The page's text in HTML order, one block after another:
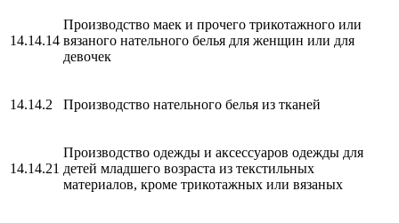
14.14.14
Производство маек и прочего трикотажного или
вязаного нательного белья для женщин или для
девочек
14.14.2 Производство нательного белья из тканей
14.14.21
Производство одежды и аксессуаров одежды для
детей младшего возраста из текстильных
материалов, кроме трикотажных или вязаных